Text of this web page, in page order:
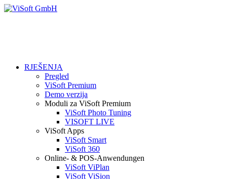
RJEŠENJA
Pregled
ViSoft Premium
Demo verzija
Moduli za ViSoft Premium
ViSoft Photo Tuning
VISOFT LIVE
ViSoft Apps
ViSoft Smart
ViSoft 360
Online- & POS-Anwendungen
ViSoft ViPlan
ViSoft ViSion